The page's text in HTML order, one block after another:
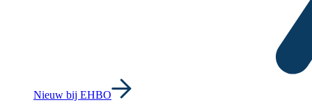
Nieuw bij EHBO